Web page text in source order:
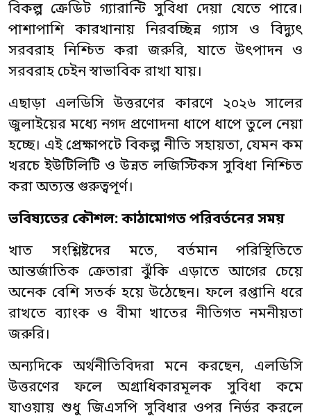
বিকল্প ক্রেডিট গ্যারান্টি সুবিধা দেয়া যেতে পারে।
পাশাপাশি কারখানায় নিরবচ্ছিন্ন গ্যাস ও বিদ্যুৎ
সরবরাহ নিশ্চিত করা জরুরি, যাতে উৎপাদন ও
সরবরাহ চেইন স্বাভাবিক রাখা যায়।
এছাড়া এলডিসি উত্তরণের কারণে ২০২৬ সালের
জুলাইয়ের মধ্যে নগদ প্রণোদনা ধাপে ধাপে তুলে নেয়া
হচ্ছে। এই প্রেক্ষাপটে বিকল্প নীতি সহায়তা, যেমন কম
খরচে ইউটিলিটি ও উন্নত লজিস্টিকস সুবিধা নিশ্চিত
করা অত্যন্ত গুরুত্বপূর্ণ।
ভবিষ্যতের কৌশল: কাঠামোগত পরিবর্তনের সময়
খাত সংশ্লিষ্টদের মতে, বর্তমান পরিস্থিতিতে
আন্তর্জাতিক ক্রেতারা ঝুঁকি এড়াতে আগের চেয়ে
অনেক বেশি সতর্ক হয়ে উঠেছেন। ফলে রপ্তানি ধরে
রাখতে ব্যাংক ও বীমা খাতের নীতিগত নমনীয়তা
জরুরি।
অন্যদিকে অর্থনীতিবিদরা মনে করছেন, এলডিসি
উত্তরণের ফলে অগ্রাধিকারমূলক সুবিধা কমে
যাওয়ায় শুধু জিএসপি সুবিধার ওপর নির্ভর করলে